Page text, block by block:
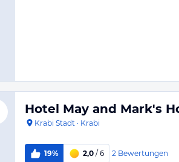
Hotel May and Mark's
Krabi Stadt · Krabi
19% 2,0 / 6 2 Bewertungen